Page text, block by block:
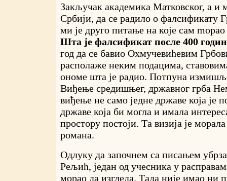
Закључак академика Матковског, а и
Србији, да се радило о фалсификату
ми је друго питање на које сам
Шта је фалсификат после 400
год да се бавио Охмучевићевим
располаже неким подацима,
ономе шта је радио. Потпуна
Виђење средишњег, државног грба
виђење не само једне државе која је
државе која би могла и имала
простору постоји. Та визија је
романа.
Одлуку да започнем са писањем
Рељић, један од учесника у
морао да изгледа. Тада није имао ни